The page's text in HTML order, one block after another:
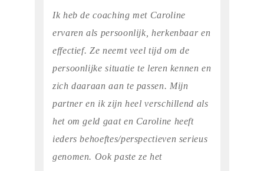
Ik heb de coaching met Caroline
ervaren als persoonlijk, herkenbaar en
effectief. Ze neemt veel tijd om de
persoonlijke situatie te leren kennen en
zich daaraan aan te passen. Mijn
partner en ik zijn heel verschillend als
het om geld gaat en Caroline heeft
ieders behoeftes/perspectieven serieus
genomen. Ook paste ze het